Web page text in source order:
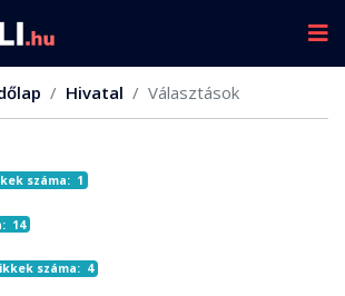
Hivatal Választások
száma: 1
14
száma: 4